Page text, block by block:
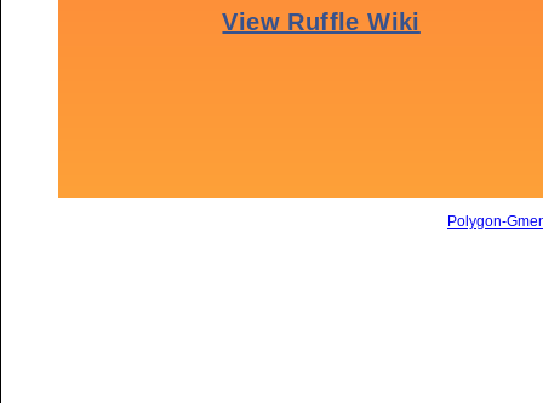
Polygon-